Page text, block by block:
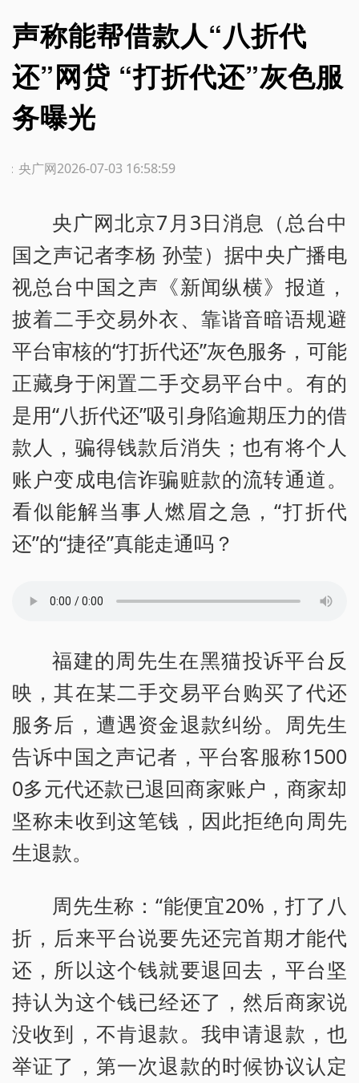
声称能帮借款人“八折代
还”网贷 “打折代还”灰色服
务曝光
2026-07-03 16:58:59
：央广网
央广网北京7月3日消息（总台中
国之声记者李杨 孙莹）据中央广播电
视总台中国之声《新闻纵横》报道，
披着二手交易外衣、靠谐音暗语规避
平台审核的“打折代还”灰色服务，可能
正藏身于闲置二手交易平台中。有的
是用“八折代还”吸引身陷逾期压力的借
款人，骗得钱款后消失；也有将个人
账户变成电信诈骗赃款的流转通道。
看似能解当事人燃眉之急，“打折代
还”的“捷径”真能走通吗？
福建的周先生在黑猫投诉平台反
映，其在某二手交易平台购买了代还
服务后，遭遇资金退款纠纷。周先生
告诉中国之声记者，平台客服称1500
0多元代还款已退回商家账户，商家却
坚称未收到这笔钱，因此拒绝向周先
生退款。
周先生称：“能便宜20%，打了八
折，后来平台说要先还完首期才能代
还，所以这个钱就要退回去，平台坚
持认为这个钱已经还了，然后商家说
没收到，不肯退款。我申请退款，也
举证了，第一次退款的时候协议认定